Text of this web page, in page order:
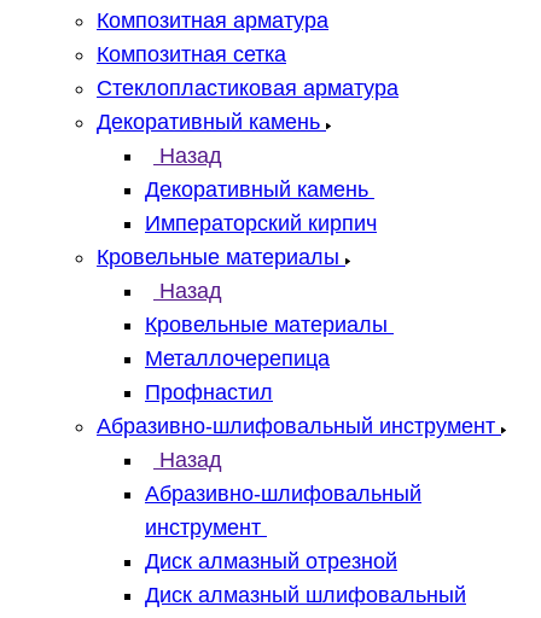
Композитная арматура
Композитная сетка
Стеклопластиковая арматура
Декоративный камень
Назад
Декоративный камень
Императорский кирпич
Кровельные материалы
Назад
Кровельные материалы
Металлочерепица
Профнастил
Абразивно-шлифовальный инструмент
Назад
Абразивно-шлифовальный
инструмент
Диск алмазный отрезной
Диск алмазный шлифовальный